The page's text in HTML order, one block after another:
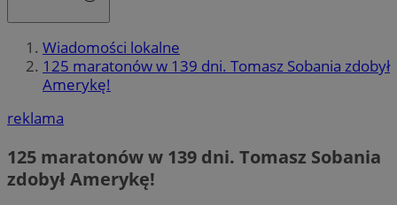
Wiadomości lokalne
125 maratonów w 139 dni. Tomasz Sobania zdobył
Amerykę!
reklama
125 maratonów w 139 dni. Tomasz Sobania
zdobył Amerykę!